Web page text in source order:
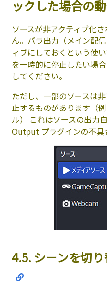
ックした場合の
ソースが非アクティブ化
ん。パラ出力（メイン配
ィブにしておくという使
を一時的に停止したい場
してください。
ただし、一部のソースは
止するものがあります（
ル） これはソースの出力
Output プラグインの不具
4.5. シーンを切